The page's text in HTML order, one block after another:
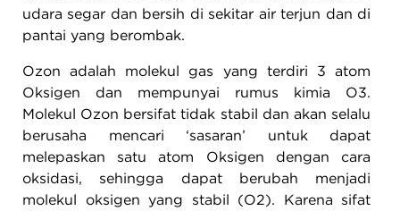
udara segar dan bersih di sekitar air terjun dan di
pantai yang berombak.
Ozon adalah molekul gas yang terdiri 3 atom
Oksigen dan mempunyai rumus kimia O3.
Molekul Ozon bersifat tidak stabil dan akan selalu
berusaha mencari ‘sasaran’ untuk dapat
melepaskan satu atom Oksigen dengan cara
oksidasi, sehingga dapat berubah menjadi
molekul oksigen yang stabil (O2). Karena sifat